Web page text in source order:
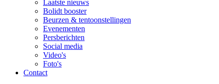
Laatste nieuws
Bolidt booster
Beurzen & tentoonstellingen
Evenementen
Persberichten
Social media
Video's
Foto's
Contact